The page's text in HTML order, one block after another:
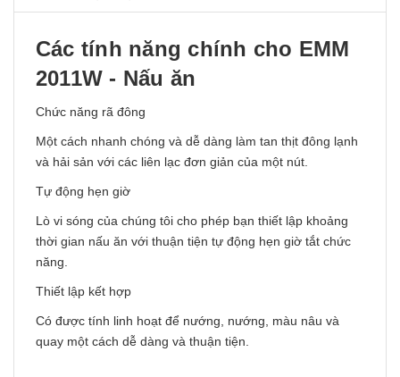
Các tính năng chính cho EMM
2011W - Nấu ăn
Chức năng rã đông
Một cách nhanh chóng và dễ dàng làm tan thịt đông lạnh
và hải sản với các liên lạc đơn giản của một nút.
Tự động hẹn giờ
Lò vi sóng của chúng tôi cho phép bạn thiết lập khoảng
thời gian nấu ăn với thuận tiện tự động hẹn giờ tắt chức
năng.
Thiết lập kết hợp
Có được tính linh hoạt để nướng, nướng, màu nâu và
quay một cách dễ dàng và thuận tiện.